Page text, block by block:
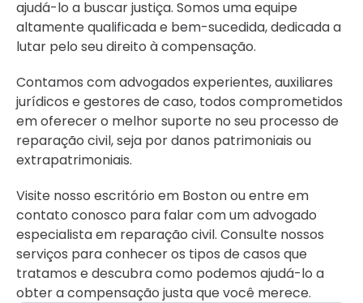
ajudá-lo a buscar justiça. Somos uma equipe
altamente qualificada e bem-sucedida, dedicada a
lutar pelo seu direito à compensação.
Contamos com advogados experientes, auxiliares
jurídicos e gestores de caso, todos comprometidos
em oferecer o melhor suporte no seu processo de
reparação civil, seja por danos patrimoniais ou
extrapatrimoniais.
Visite nosso escritório em Boston ou entre em
contato conosco para falar com um advogado
especialista em reparação civil. Consulte nossos
serviços para conhecer os tipos de casos que
tratamos e descubra como podemos ajudá-lo a
obter a compensação justa que você merece.